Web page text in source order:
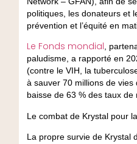
politiques, les donateurs et
prévention et l’équité en
Le Fonds mondial ,
paludisme, a rapporté en
(contre le VIH, la
à sauver 70 millions de
baisse de 63 % des taux de
Le combat de Krystal pour
La propre survie de Krystal